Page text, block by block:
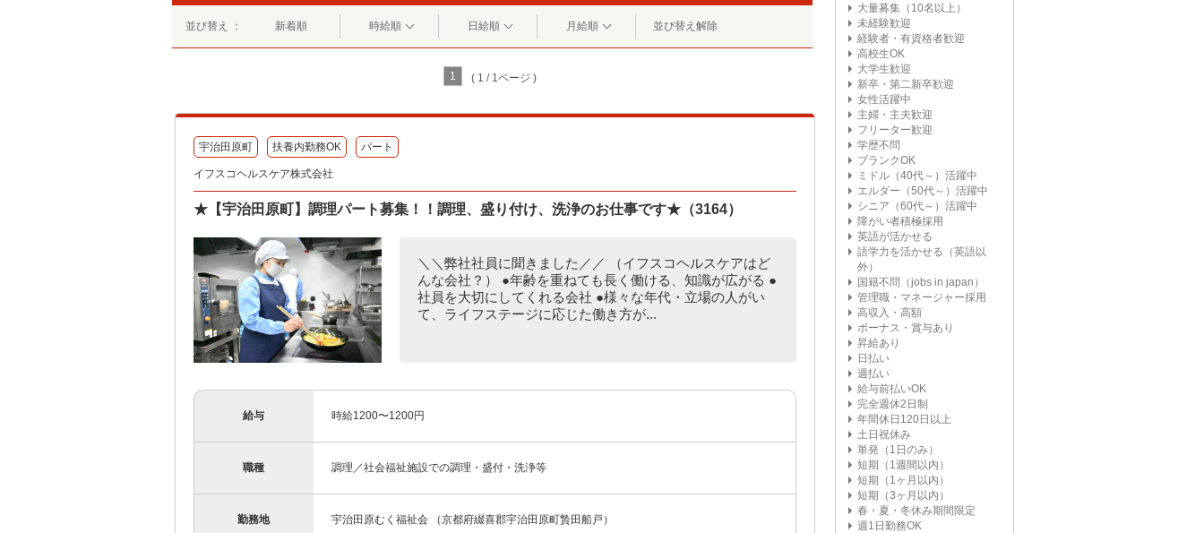
並び替え ： 新着順 時給順 日給順 月給順 並び替え解除
1 ( 1 / 1ページ )
宇治田原町 扶養内勤務OK パート
イフスコヘルスケア株式会社
★【宇治田原町】調理パート募集！！調理、盛り付け、洗浄のお仕事です★（3164）
＼＼弊社社員に聞きました／／ （イフスコヘルスケアはど
んな会社？） ●年齢を重ねても長く働ける、知識が広がる ●
社員を大切にしてくれる会社 ●様々な年代・立場の人がい
て、ライフステージに応じた働き方が...
給与 時給1200〜1200円
職種 調理／社会福祉施設での調理・盛付・洗浄等
勤務地 宇治田原むく福祉会 （京都府綴喜郡宇治田原町贄田船戸）
大量募集（10名以上）
未経験歓迎
経験者・有資格者歓迎
高校生OK
大学生歓迎
新卒・第二新卒歓迎
女性活躍中
主婦・主夫歓迎
フリーター歓迎
学歴不問
ブランクOK
ミドル（40代～）活躍中
エルダー（50代～）活躍中
シニア（60代～）活躍中
障がい者積極採用
英語が活かせる
語学力を活かせる（英語以
外）
国籍不問（jobs in japan）
管理職・マネージャー採用
高収入・高額
ボーナス・賞与あり
昇給あり
日払い
週払い
給与前払いOK
完全週休2日制
年間休日120日以上
土日祝休み
単発（1日のみ）
短期（1週間以内）
短期（1ヶ月以内）
短期（3ヶ月以内）
春・夏・冬休み期間限定
週1日勤務OK